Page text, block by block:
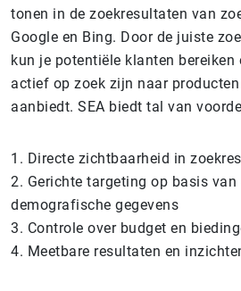
tonen in de zoekresultaten van
Google en Bing. Door de juiste
kun je potentiële klanten
actief op zoek zijn naar
aanbiedt. SEA biedt tal van
1. Directe zichtbaarheid in
2. Gerichte targeting op basis van
demografische gegevens
3. Controle over budget en
4. Meetbare resultaten en